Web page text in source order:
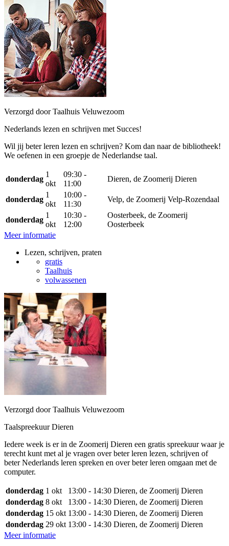
Verzorgd door Taalhuis Veluwezoom
Nederlands lezen en schrijven met Succes!
Wil jij beter leren lezen en schrijven? Kom dan naar de bibliotheek!
We oefenen in een groepje de Nederlandse taal.
donderdag
1
okt
09:30 -
11:00
Dieren, de Zoomerij Dieren
donderdag
1
okt
10:00 -
11:30
Velp, de Zoomerij Velp-Rozendaal
donderdag
1
okt
10:30 -
12:00
Oosterbeek, de Zoomerij
Oosterbeek
Meer informatie
Lezen, schrijven, praten
gratis
Taalhuis
volwassenen
Verzorgd door Taalhuis Veluwezoom
Taalspreekuur Dieren
Iedere week is er in de Zoomerij Dieren een gratis spreekuur waar je
terecht kunt met al je vragen over beter leren lezen, schrijven of
beter Nederlands leren spreken en over beter leren omgaan met de
computer.
donderdag 1 okt 13:00 - 14:30 Dieren, de Zoomerij Dieren
donderdag 8 okt 13:00 - 14:30 Dieren, de Zoomerij Dieren
donderdag 15 okt 13:00 - 14:30 Dieren, de Zoomerij Dieren
donderdag 29 okt 13:00 - 14:30 Dieren, de Zoomerij Dieren
Meer informatie